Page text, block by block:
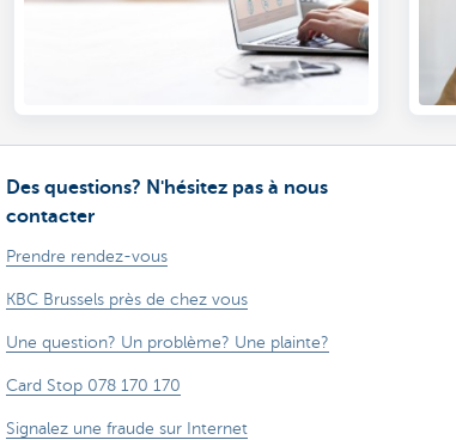
Des questions? N'hésitez pas à nous
contacter
Prendre rendez-vous
KBC Brussels près de chez vous
Une question? Un problème? Une plainte?
Card Stop 078 170 170
Signalez une fraude sur Internet